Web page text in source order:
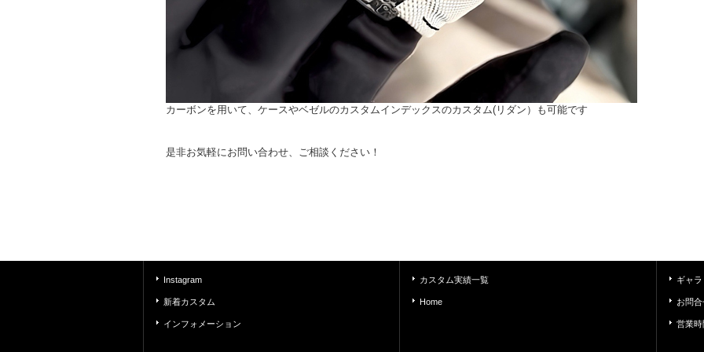
カーボンを用いて、ケースやベゼルのカスタムインデックスのカスタム(リダン）も可能です
是非お気軽にお問い合わせ、ご相談ください！
Instagram
新着カスタム
インフォメーション
カスタム実績一覧
Home
ギャラ
お問合
営業時